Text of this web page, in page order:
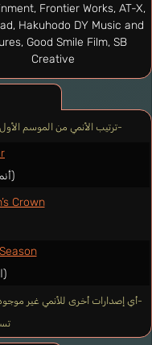
Frontier Works, AT-X,
Hakuhodo DY Music and
Good Smile Film, SB
Creative
-ترتيب الأنمي من الموسم
Crown
-أي إصدارات أخرى للأنمي غير